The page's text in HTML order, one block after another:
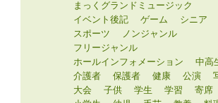
まっくグランドミュージック
イベント後記
ゲーム
シニア
スポーツ
ノンジャンル
フリージャンル
ホールインフォメーション
中高
介護者
保護者 健康 公演
大会
子供 学生 学習
寄席